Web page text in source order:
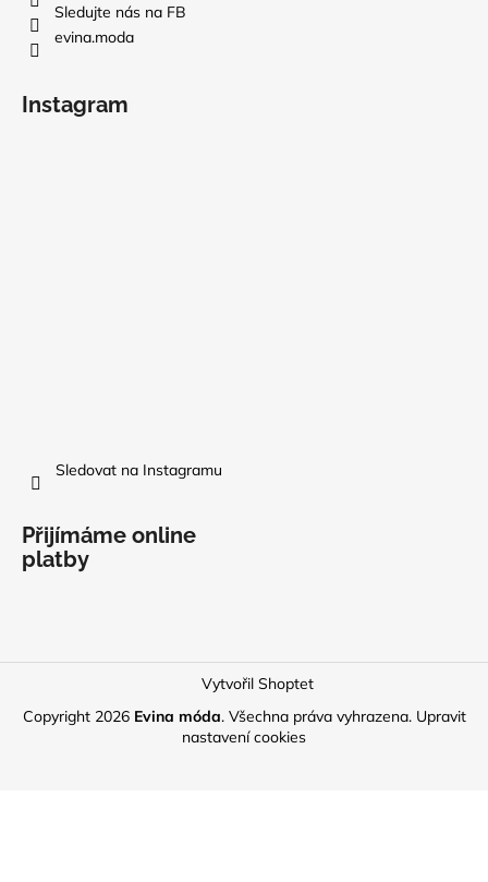
Sledujte nás na FB
evina.moda
Instagram
Sledovat na Instagramu
Přijímáme online
platby
Vytvořil Shoptet
Copyright 2026 Evina móda. Všechna práva vyhrazena. Upravit
nastavení cookies